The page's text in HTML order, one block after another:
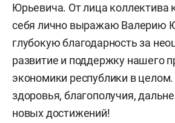
Юрьевича. От лица коллектива
себя лично выражаю Валерию
глубокую благодарность за
развитие и поддержку нашего
экономики республики в
здоровья, благополучия,
новых достижений!